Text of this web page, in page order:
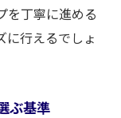
を丁寧に進める
に行えるでしょ
ぶ基準